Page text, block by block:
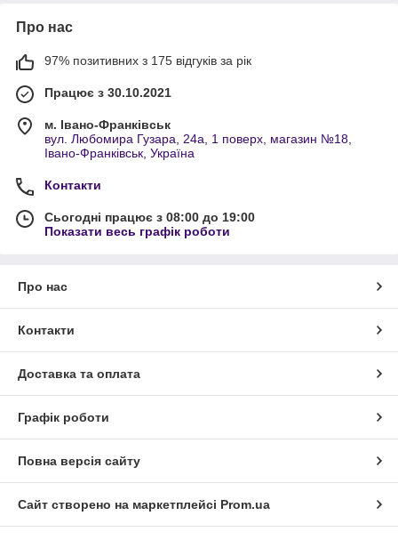
Про нас
97% позитивних з 175 відгуків за рік
Працює з 30.10.2021
м. Івано-Франківськ
вул. Любомира Гузара, 24а, 1 поверх, магазин №18,
Івано-Франківськ, Україна
Контакти
Сьогодні працює з 08:00 до 19:00
Показати весь графік роботи
Про нас
Контакти
Доставка та оплата
Графік роботи
Повна версія сайту
Сайт створено на маркетплейсі Prom.ua